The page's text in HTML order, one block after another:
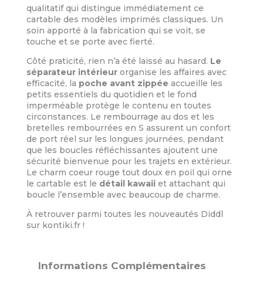
qualitatif qui distingue immédiatement ce
cartable des modèles imprimés classiques. Un
soin apporté à la fabrication qui se voit, se
touche et se porte avec fierté.
Côté praticité, rien n’a été laissé au hasard. Le
séparateur intérieurorganise les affaires avec
efficacité, la poche avant zippée accueille les
petits essentiels du quotidien et le fond
imperméable protège le contenu en toutes
circonstances. Le rembourrage au dos et les
bretelles rembourrées en S assurent un confort
de port réel sur les longues journées, pendant
que les boucles réfléchissantes ajoutent une
sécurité bienvenue pour les trajets en extérieur.
Le charm coeur rouge tout doux en poil qui orne
le cartable est le détail kawaiiet attachant qui
boucle l’ensemble avec beaucoup de charme.
À retrouver parmi toutes les nouveautés Diddl
sur kontiki.fr !
Informations Complémentaires